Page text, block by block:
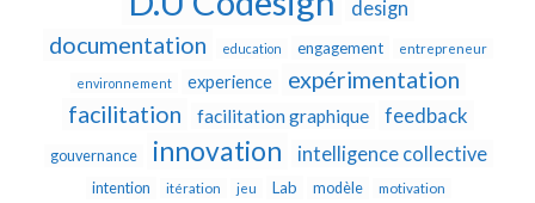
design
documentation education engagement entrepreneur
environnement experience
expérimentation
facilitation
facilitation graphique feedback
gouvernance innovation intelligence collective
intention itération jeu Lab modèle motivation